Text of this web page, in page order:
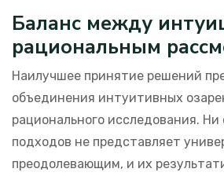
Баланс между
рациональным
Наилучшее принятие решений
объединения интуитивных
рационального исследования. Ни
подходов не представляет
преодолевающим, и их